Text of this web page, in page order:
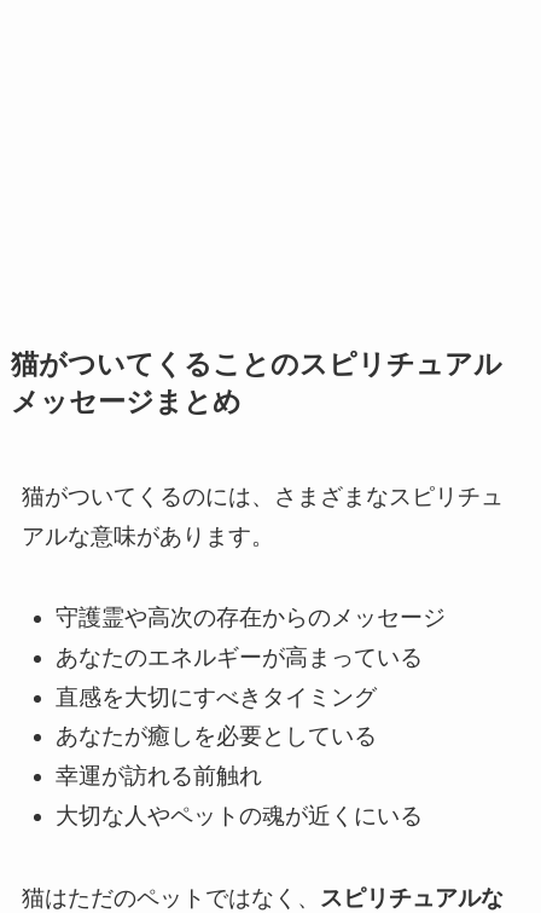
猫がついてくることのスピリチュアル
メッセージまとめ
猫がついてくるのには、さまざまなスピリチュ
アルな意味があります。
守護霊や高次の存在からのメッセージ
あなたのエネルギーが高まっている
直感を大切にすべきタイミング
あなたが癒しを必要としている
幸運が訪れる前触れ
大切な人やペットの魂が近くにいる
猫はただのペットではなく、 スピリチュアルな